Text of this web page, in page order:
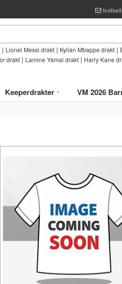
| Lionel Messi drakt | Kylian Mbappe drakt |
drakt | Lamine Yamal drakt | Harry Kane
Keeperdrakter VM 2026